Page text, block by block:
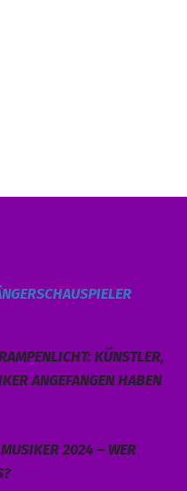
SCHAUSPIELER
KÜNSTLER, D
ANGEFANGEN HABEN
2024 – WER